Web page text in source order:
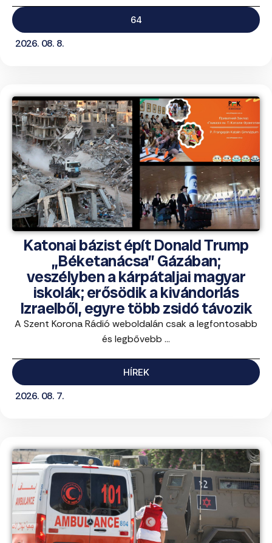
64
2026. 08. 8.
Katonai bázist épít Donald Trump
„Béketanácsa” Gázában;
veszélyben a kárpátaljai magyar
iskolák; erősödik a kivándorlás
Izraelből, egyre több zsidó távozik
A Szent Korona Rádió weboldalán csak a legfontosabb
és legbővebb ...
HÍREK
2026. 08. 7.